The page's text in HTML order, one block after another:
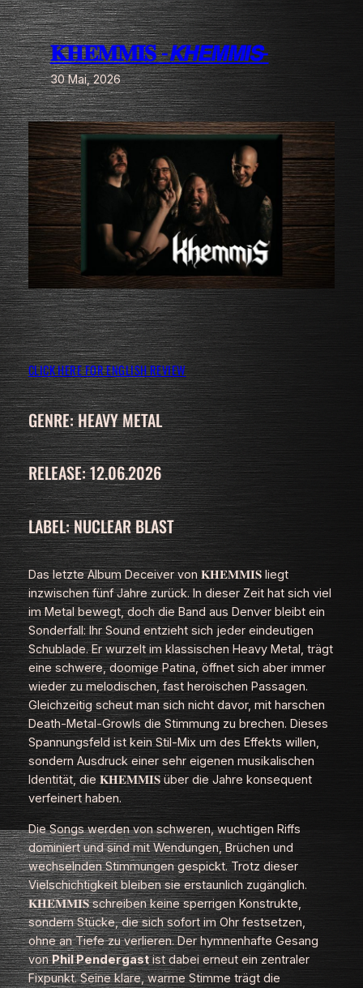
Zum
Inhalt
springen𝐊𝐇𝐄𝐌𝐌𝐈𝐒 -𝙆𝙃𝙀𝙈𝙈𝙄𝙎-
30 Mai, 2026
CLICK HERE FOR ENGLISH REVIEW
GENRE: HEAVY METAL
RELEASE: 12.06.2026
LABEL: NUCLEAR BLAST
Das letzte AlbumDeceivervon 𝐊𝐇𝐄𝐌𝐌𝐈𝐒 liegt
inzwischen fünf Jahre zurück. In dieser Zeit hat sich viel
im Metal bewegt, doch die Band aus Denver bleibt ein
Sonderfall: Ihr Sound entzieht sich jeder eindeutigen
Schublade. Er wurzelt im klassischen Heavy Metal, trägt
eine schwere, doomige Patina, öffnet sich aber immer
wieder zu melodischen, fast heroischen Passagen.
Gleichzeitig scheut man sich nicht davor, mit harschen
Death‑Metal‑Growls die Stimmung zu brechen. Dieses
Spannungsfeld ist kein Stil-Mix um des Effekts willen,
sondern Ausdruck einer sehr eigenen musikalischen
Identität, die 𝐊𝐇𝐄𝐌𝐌𝐈𝐒 über die Jahre konsequent
verfeinert haben.
Die Songs werden von schweren, wuchtigen Riffs
dominiert und sind mit Wendungen, Brüchen und
wechselnden Stimmungen gespickt. Trotz dieser
Vielschichtigkeit bleiben sie erstaunlich zugänglich.
𝐊𝐇𝐄𝐌𝐌𝐈𝐒 schreiben keine sperrigen Konstrukte,
sondern Stücke, die sich sofort im Ohr festsetzen,
ohne an Tiefe zu verlieren. Der hymnenhafte Gesang
vonPhil Pendergastist dabei erneut ein zentraler
Fixpunkt. Seine klare, warme Stimme trägt die